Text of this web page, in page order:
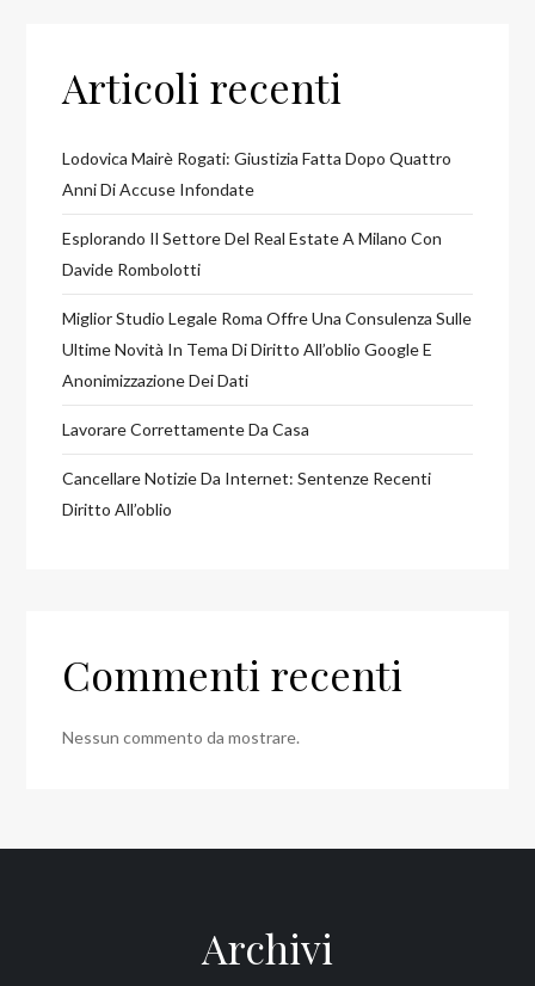
Articoli recenti
Lodovica Mairè Rogati: Giustizia Fatta Dopo Quattro
Anni Di Accuse Infondate
Esplorando Il Settore Del Real Estate A Milano Con
Davide Rombolotti
Miglior Studio Legale Roma Offre Una Consulenza Sulle
Ultime Novità In Tema Di Diritto All’oblio Google E
Anonimizzazione Dei Dati
Lavorare Correttamente Da Casa
Cancellare Notizie Da Internet: Sentenze Recenti
Diritto All’oblio
Commenti recenti
Nessun commento da mostrare.
Archivi